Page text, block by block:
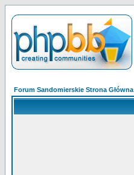
Forum Sandomierskie Strona Główna